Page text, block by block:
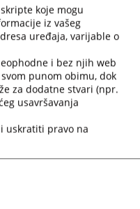
optuženom
godine, donio je
E.A., zbog krivičnog
opojnih droga iz
Republike Srpske, na
u Doboju, produžava
tačka v) Zakona o
za period od 01.01.
koje mogu
iz vašeg
uređaja, varijable o
i bez njih web
punom obimu, dok
za dodatne stvari (npr.
usavršavanja
uskratiti pravo na